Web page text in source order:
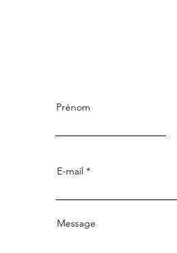
Prénom
E-mail
Message